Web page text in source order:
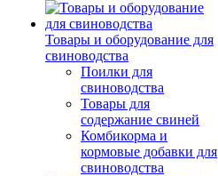
Товары и оборудование для
свиноводства
Поилки для
свиноводства
Товары для
содержание свиней
Комбикорма и
кормовые добавки для
свиноводства